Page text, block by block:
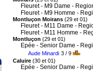
Fleuret - M9 Dame -
Fleuret - M9 Homme -
Montluçon Moirans (29 et 01)
Fleuret - M11 Dame -
Fleuret - M11 Homme -
Montluçon (29 et 01)
Epée - Senior Dame -
Aude Minardi 3 / 9
Caluire (30 et 01)
Epée - Senior Dame -